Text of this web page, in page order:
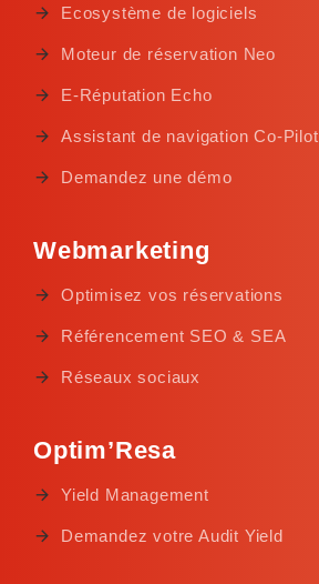
Ecosystème de logiciels
Moteur de réservation Neo
E-Réputation Echo
Assistant de navigation Co-Pilot
Demandez une démo
Webmarketing
Optimisez vos réservations
Référencement SEO & SEA
Réseaux sociaux
Optim’Resa
Yield Management
Demandez votre Audit Yield